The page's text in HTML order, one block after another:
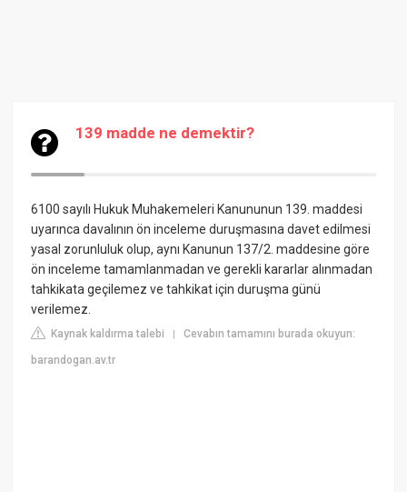
139 madde ne demektir?
6100 sayılı Hukuk Muhakemeleri Kanununun 139. maddesi
uyarınca davalının ön inceleme duruşmasına davet edilmesi
yasal zorunluluk olup, aynı Kanunun 137/2. maddesine göre
ön inceleme tamamlanmadan ve gerekli kararlar alınmadan
tahkikata geçilemez ve tahkikat için duruşma günü
verilemez.
Kaynak kaldırma talebi |Cevabın tamamını burada okuyun:
barandogan.av.tr